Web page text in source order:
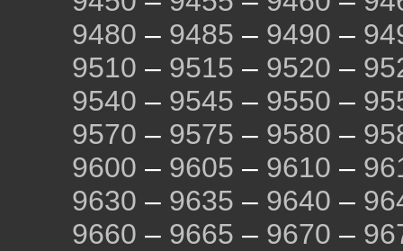
9480 – 9485 – 9490 –
9510 – 9515 – 9520 –
9540 – 9545 – 9550 –
9570 – 9575 – 9580 –
9600 – 9605 – 9610 –
9630 – 9635 – 9640 –
9660 – 9665 – 9670 –